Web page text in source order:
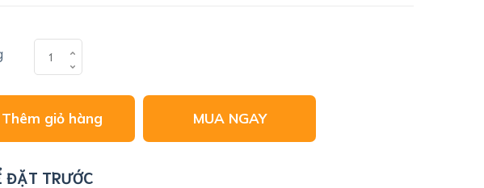
Thêm giỏ hàng MUA NGAY
ĐẶT TRƯỚC